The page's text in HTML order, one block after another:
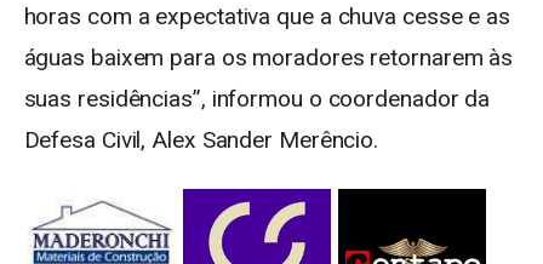
horas com a expectativa que a chuva cesse e as
águas baixem para os moradores retornarem às
suas residências”, informou o coordenador da
Defesa Civil, Alex Sander Merêncio.